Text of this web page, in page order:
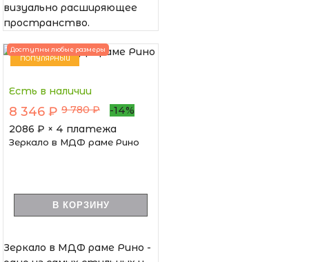
визуально расширяющее
пространство.
ПОПУЛЯРНЫЙ
Доступны любые размеры
Есть в наличии
8 346 ₽ 9 780 ₽
-14%
2086 ₽ × 4 платежа
Зеркало в МДФ раме Рино
В КОРЗИНУ
Зеркало в МДФ раме Рино -